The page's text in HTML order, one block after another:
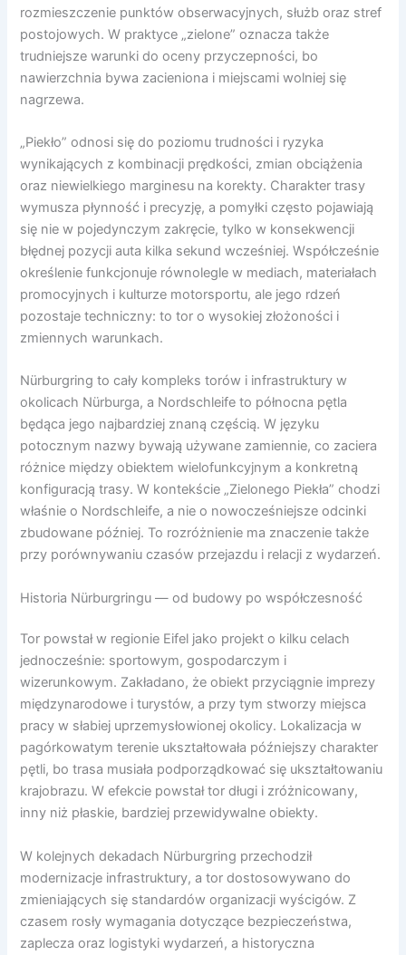
rozmieszczenie punktów obserwacyjnych, służb oraz stref
postojowych. W praktyce „zielone” oznacza także
trudniejsze warunki do oceny przyczepności, bo
nawierzchnia bywa zacieniona i miejscami wolniej się
nagrzewa.
„Piekło” odnosi się do poziomu trudności i ryzyka
wynikających z kombinacji prędkości, zmian obciążenia
oraz niewielkiego marginesu na korekty. Charakter trasy
wymusza płynność i precyzję, a pomyłki często pojawiają
się nie w pojedynczym zakręcie, tylko w konsekwencji
błędnej pozycji auta kilka sekund wcześniej. Współcześnie
określenie funkcjonuje równolegle w mediach, materiałach
promocyjnych i kulturze motorsportu, ale jego rdzeń
pozostaje techniczny: to tor o wysokiej złożoności i
zmiennych warunkach.
Nürburgring to cały kompleks torów i infrastruktury w
okolicach Nürburga, a Nordschleife to północna pętla
będąca jego najbardziej znaną częścią. W języku
potocznym nazwy bywają używane zamiennie, co zaciera
różnice między obiektem wielofunkcyjnym a konkretną
konfiguracją trasy. W kontekście „Zielonego Piekła” chodzi
właśnie o Nordschleife, a nie o nowocześniejsze odcinki
zbudowane później. To rozróżnienie ma znaczenie także
przy porównywaniu czasów przejazdu i relacji z wydarzeń.
Historia Nürburgringu — od budowy po współczesność
Tor powstał w regionie Eifel jako projekt o kilku celach
jednocześnie: sportowym, gospodarczym i
wizerunkowym. Zakładano, że obiekt przyciągnie imprezy
międzynarodowe i turystów, a przy tym stworzy miejsca
pracy w słabiej uprzemysłowionej okolicy. Lokalizacja w
pagórkowatym terenie ukształtowała późniejszy charakter
pętli, bo trasa musiała podporządkować się ukształtowaniu
krajobrazu. W efekcie powstał tor długi i zróżnicowany,
inny niż płaskie, bardziej przewidywalne obiekty.
W kolejnych dekadach Nürburgring przechodził
modernizacje infrastruktury, a tor dostosowywano do
zmieniających się standardów organizacji wyścigów. Z
czasem rosły wymagania dotyczące bezpieczeństwa,
zaplecza oraz logistyki wydarzeń, a historyczna